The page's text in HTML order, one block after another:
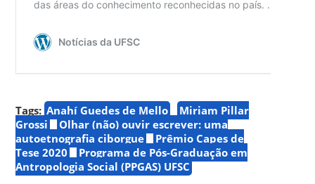
Tags: Anahí Guedes de Mello
Miriam Pillar
Grossi
Olhar (não) ouvir escrever: uma
autoetnografia ciborgue
Prêmio Capes de
Tese 2020
Programa de Pós-Graduação em
Antropologia Social (PPGAS) UFSC